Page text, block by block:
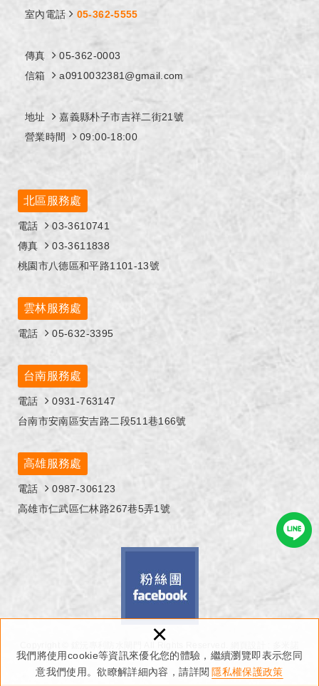
我們將使用cookie等資訊來優化您的體驗，繼續瀏覽即表示您同
意我們使用。欲瞭解詳細內容，請詳閱 隱私權保護政策
×
室內電話
05-362-5555
傳真
05-362-0003
信箱
a0910032381@gmail.com
地址
嘉義縣朴子市吉祥二街21號
營業時間
09:00-18:00
北區服務處
電話
03-3610741
傳真
03-3611838
桃園市八德區和平路1101-13號
雲林服務處
電話 05-632-3395
台南服務處
電話
0931-763147
台南市安南區安吉路二段511巷166號
高雄服務處
電話
0987-306123
高雄市仁武區仁林路267巷5弄1號